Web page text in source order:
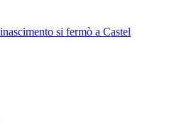
si fermò a Castel